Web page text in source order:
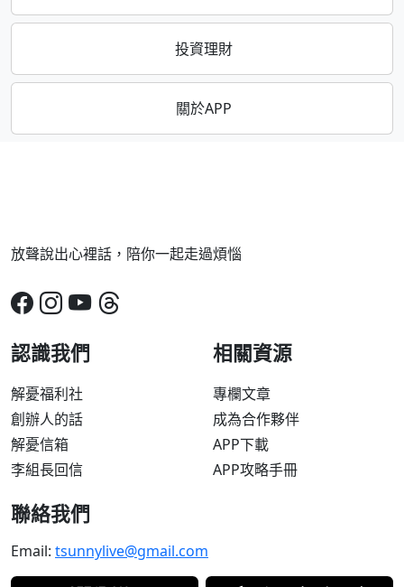
投資理財
關於APP
放聲說出心裡話，陪你一起走過煩惱
認識我們
解憂福利社
創辦人的話
解憂信箱
李組長回信
相關資源
專欄文章
成為合作夥伴
APP下載
APP攻略手冊
聯絡我們
Email: tsunnylive@gmail.com